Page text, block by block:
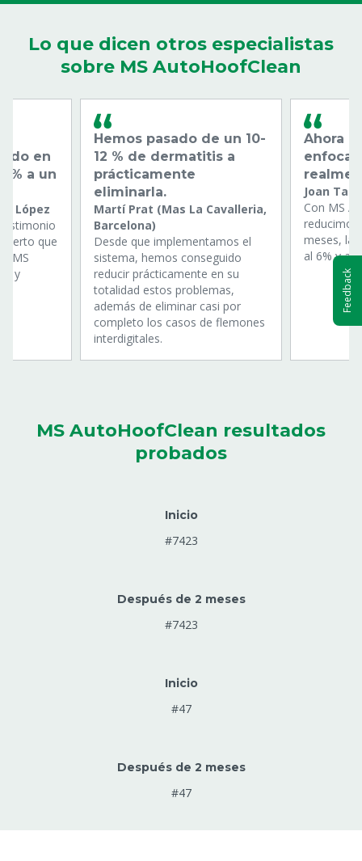
Lo que dicen otros especialistas
sobre MS AutoHoofClean
en
% a un
López
que
MS
y
Hemos pasado de un 10-
12 % de dermatitis a
prácticamente
eliminarla.
Martí Prat (Mas La Cavalleria,
Barcelona)
Desde que implementamos el
sistema, hemos conseguido
reducir prácticamente en su
totalidad estos problemas,
además de eliminar casi por
completo los casos de flemones
interdigitales.
Ahora
Joan
Con MS
reducimos
meses, la
al 6% y
MS AutoHoofClean resultados
probados
Inicio
#7423
Después de 2 meses
#7423
Inicio
#47
Después de 2 meses
#47
Feedback